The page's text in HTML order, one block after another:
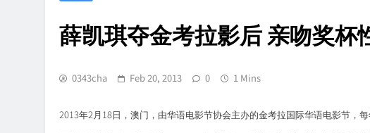
薛凯琪夺金考拉影后 亲吻奖杯
0343cha Feb 20, 2013 0 1 Mins
2013年2月 18 日，澳门，由华语电影节协会主办的金考拉国际华语电影节，